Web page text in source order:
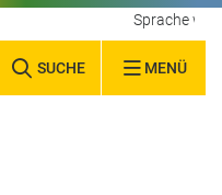
SUCHE MENÜ
Sprache